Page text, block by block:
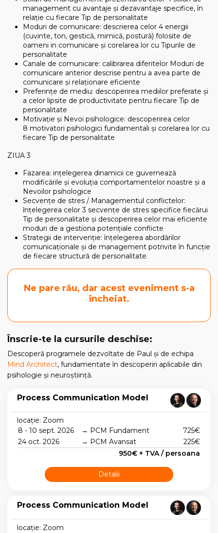
management cu avantaje și dezavantaje specifice, în
relație cu fiecare Tip de personalitate
Moduri de comunicare: descrierea celor 4 energii
(cuvinte, ton, gestică, mimică, postură) folosite de
oameni in comunicare și corelarea lor cu Tipurile de
personalitate
Canale de comunicare: calibrarea diferitelor Moduri de
comunicare anterior descrise pentru a avea parte de
comunicare și relaționare eficiente
Preferințe de mediu: descoperirea mediilor preferate și
a celor lipsite de productivitate pentru fiecare Tip de
personalitate
Motivație și Nevoi psihologice: descoperirea celor
8 motivatori psihologici fundamentali și corelarea lor cu
fiecare Tip de personalitate
ZIUA 3
Fazarea: ințelegerea dinamicii ce guvernează
modificările și evoluția comportamentelor noastre și a
Nevoilor psihologice
Secvențe de stres / Managementul conflictelor:
înțelegerea celor 3 secvențe de stres specifice fiecărui
Tip de personalitate și descoperirea celor mai eficiente
moduri de a gestiona potențiale conflicte
Strategii de intervenție: înțelegerea abordărilor
comunicaționale și de management potrivite în funcție
de fiecare structură de personalitate.
Ne pare rău, dar acest eveniment s-a
încheiat.
Înscrie-te la cursurile deschise:
Descoperă programele dezvoltate de Paul și de echipa
Mind Architect, fundamentate în descoperiri aplicabile din
psihologie și neuroștiință.
Process Communication Model
locație: Zoom
8 - 10 sept. 2026
→ PCM Fundament
725€
24 oct. 2026
→ PCM Avansat
225€
950€ + TVA / persoana
Detalii
Process Communication Model
locație: Zoom